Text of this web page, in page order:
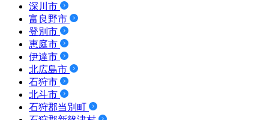
深川市
富良野市
登別市
恵庭市
伊達市
北広島市
石狩市
北斗市
石狩郡当別町